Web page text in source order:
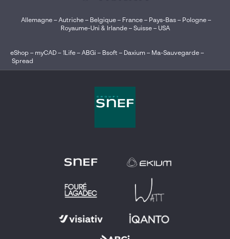
Allemagne– Autriche– Belgique – France– Pays-Bas– Pologne–
Royaume-Uni & Irlande– Suisse– USA
eShop – myCAD – 1Life – ABGi – Bsoft – Daxium – Ma-Sauvegarde –
Spread